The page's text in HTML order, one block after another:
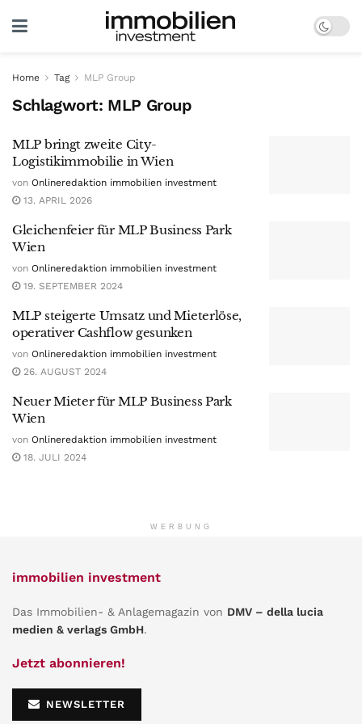
Home Tag MLP Group
Schlagwort: MLP Group
MLP bringt zweite City-
Logistikimmobilie in Wien
von Onlineredaktion immobilien investment
13. APRIL 2026
Gleichenfeier für MLP Business Park
Wien
von Onlineredaktion immobilien investment
19. SEPTEMBER 2024
MLP steigerte Umsatz und Mieterlöse,
operativer Cashflow gesunken
von Onlineredaktion immobilien investment
26. AUGUST 2024
Neuer Mieter für MLP Business Park
Wien
von Onlineredaktion immobilien investment
18. JULI 2024
WERBUNG
immobilien investment
Das Immobilien- & Anlagemagazin von DMV – della lucia
medien & verlags GmbH.
Jetzt abonnieren!
NEWSLETTER